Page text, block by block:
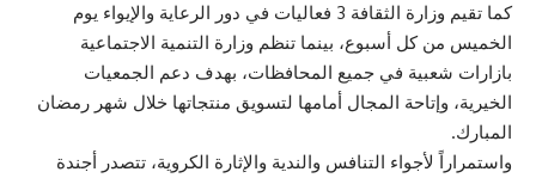
كما تقيم وزارة الثقافة 3 فعاليات في دور الرعاية والإيواء يوم
الخميس من كل أسبوع، بينما تنظم وزارة التنمية الاجتماعية
بازارات شعبية في جميع المحافظات، بهدف دعم الجمعيات
الخيرية، وإتاحة المجال أمامها لتسويق منتجاتها خلال شهر رمضان
المبارك.
واستمراراً لأجواء التنافس والندية والإثارة الكروية، تتصدر أجندة